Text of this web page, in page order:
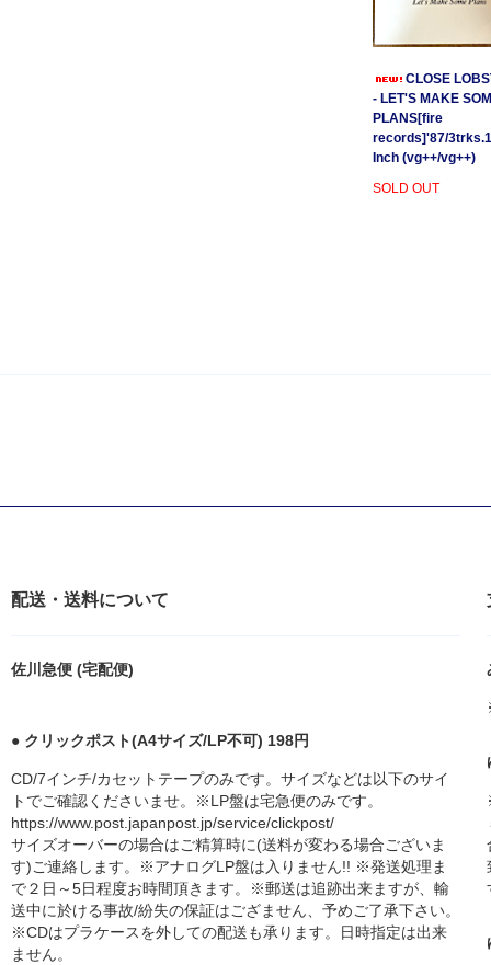
CLOSE
- LET'S MAKE
PLANS[fire
records]'87/
Inch (vg++/vg++)
SOLD OUT
配送・送料について
佐川急便 (宅配便)
● クリックポスト(A4サイズ/LP不可) 198円
CD/7インチ/カセットテープのみです。サイズなどは以下のサイ
トでご確認くださいませ。※LP盤は宅急便のみです。
https://www.post.japanpost.jp/service/clickpost/
サイズオーバーの場合はご精算時に(送料が変わる場合ございま
す)ご連絡します。※アナログLP盤は入りません!! ※発送処理ま
で２日～5日程度お時間頂きます。※郵送は追跡出来ますが、輸
送中に於ける事故/紛失の保証はござません、予めご了承下さい。
※CDはプラケースを外しての配送も承ります。日時指定は出来
ません。